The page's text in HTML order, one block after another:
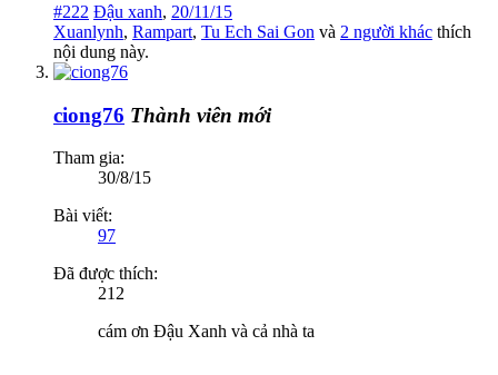
#222 Đậu xanh, 20/11/15
Xuanlynh, Rampart, Tu Ech Sai Gon và 2 người khác thích
nội dung này.
ciong76 Thành viên mới
Tham gia:
30/8/15
Bài viết:
97
Đã được thích:
212
cám ơn Đậu Xanh và cả nhà ta